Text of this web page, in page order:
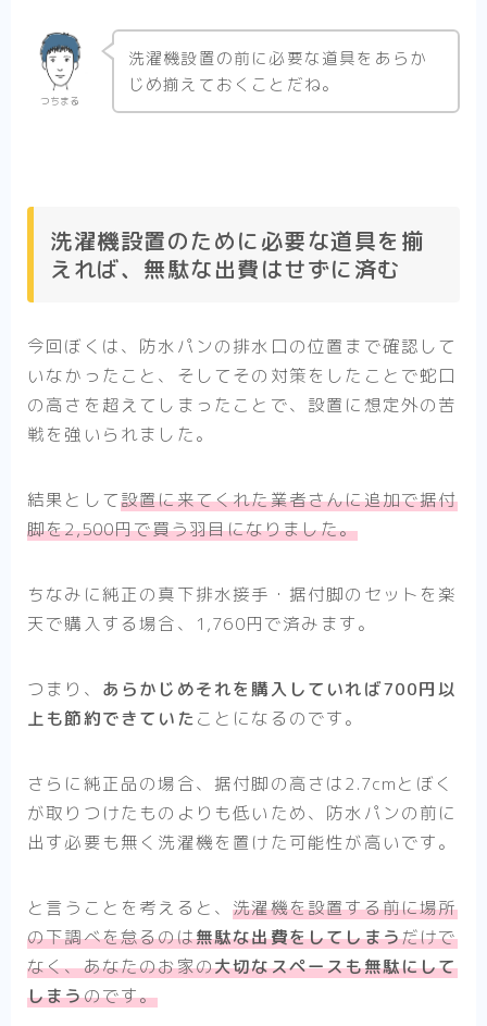
つちまる
洗濯機設置の前に必要な道具をあらか
じめ揃えておくことだね。
洗濯機設置のために必要な道具を揃
えれば、無駄な出費はせずに済む
今回ぼくは、防水パンの排水口の位置まで確認して
いなかったこと、そしてその対策をしたことで蛇口
の高さを超えてしまったことで、設置に想定外の苦
戦を強いられました。
結果として設置に来てくれた業者さんに追加で据付
脚を2,500円で買う羽目になりました。
ちなみに純正の真下排水接手・据付脚のセットを楽
天で購入する場合、1,760円で済みます。
つまり、 あらかじめそれを購入していれば700円以
上も節約できていたことになるのです。
さらに純正品の場合、据付脚の高さは2.7cmとぼく
が取りつけたものよりも低いため、防水パンの前に
出す必要も無く洗濯機を置けた可能性が高いです。
と言うことを考えると、洗濯機を設置する前に場所
の下調べを怠るのは無駄な出費をしてしまうだけで
なく、あなたのお家の大切なスペースも無駄にして
しまうのです。